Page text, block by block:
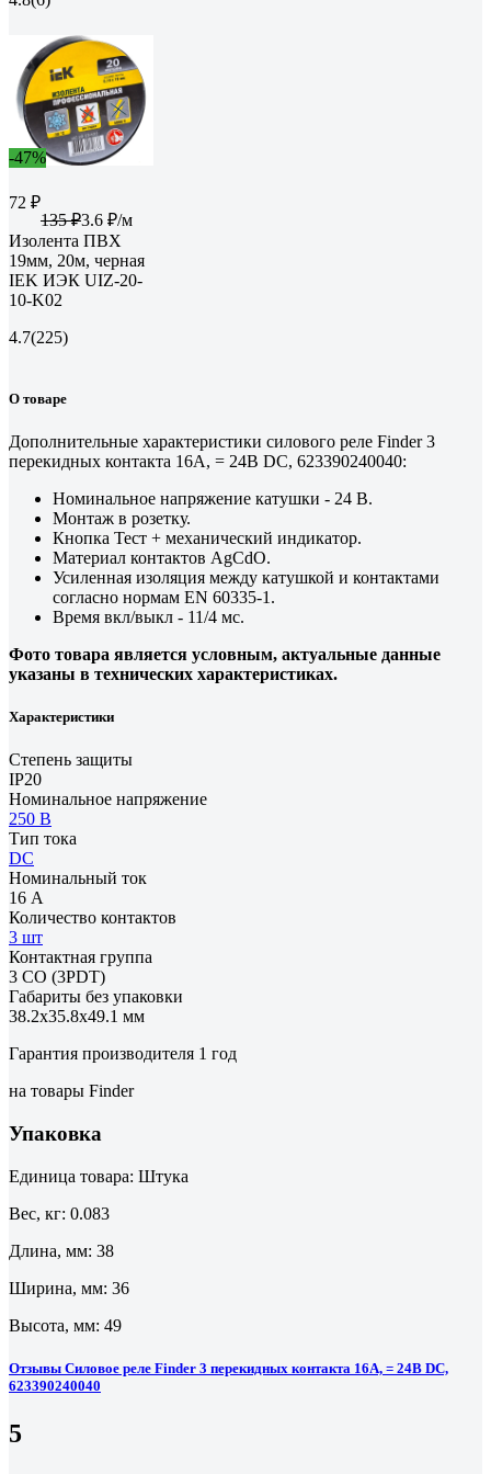
-47%
72 ₽
135 ₽3.6 ₽/м
Изолента ПВХ
19мм, 20м, черная
IEK ИЭК UIZ-20-
10-K02
4.7(225)
О товаре
Дополнительные характеристики силового реле Finder 3
перекидных контакта 16А, = 24В DC, 623390240040:
Номинальное напряжение катушки - 24 В.
Монтаж в розетку.
Кнопка Тест + механический индикатор.
Материал контактов AgCdO.
Усиленная изоляция между катушкой и контактами
согласно нормам EN 60335-1.
Время вкл/выкл - 11/4 мс.
Фото товара является условным, актуальные данные
указаны в технических характеристиках.
Характеристики
Степень защиты
IP20
Номинальное напряжение
250 В
Тип тока
DC
Номинальный ток
16 А
Количество контактов
3 шт
Контактная группа
3 CO (3PDT)
Габариты без упаковки
38.2х35.8х49.1 мм
Гарантия производителя 1 год
на товары Finder
Упаковка
Единица товара: Штука
Вес, кг: 0.083
Длина, мм: 38
Ширина, мм: 36
Высота, мм: 49
Отзывы Силовое реле Finder 3 перекидных контакта 16А, = 24В DC,
623390240040
5